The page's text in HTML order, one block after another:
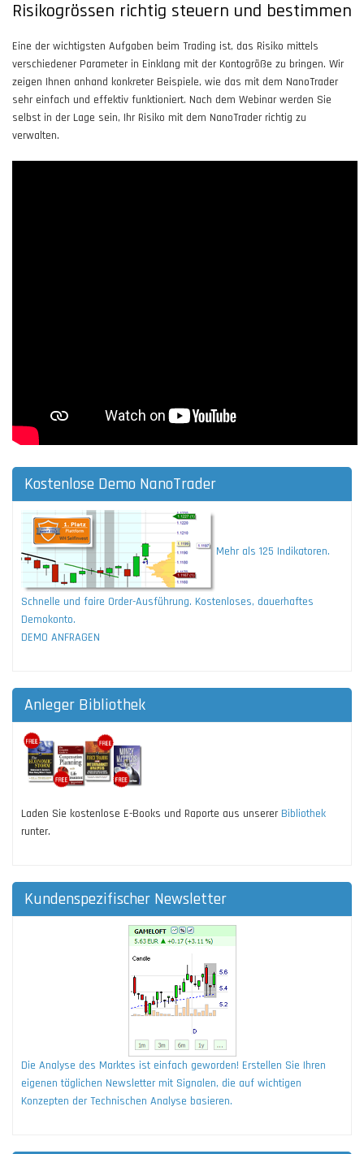
Risikogrössen richtig steuern und bestimmen
Eine der wichtigsten Aufgaben beim Trading ist, das Risiko mittels
verschiedener Parameter in Einklang mit der Kontogröße zu bringen. Wir
zeigen Ihnen anhand konkreter Beispiele, wie das mit dem NanoTrader
sehr einfach und effektiv funktioniert. Nach dem Webinar werden Sie
selbst in der Lage sein, Ihr Risiko mit dem NanoTrader richtig zu
verwalten.
Kostenlose Demo NanoTrader
Mehr als 125 Indikatoren.
Schnelle und faire Order-Ausführung. Kostenloses, dauerhaftes
Demokonto.
DEMO ANFRAGEN
Anleger Bibliothek
Laden Sie kostenlose E-Books und Raporte aus unserer Bibliothek
runter.
Kundenspezifischer Newsletter
Die Analyse des Marktes ist einfach geworden! Erstellen Sie Ihren
eigenen täglichen Newsletter mit Signalen, die auf wichtigen
Konzepten der Technischen Analyse basieren.